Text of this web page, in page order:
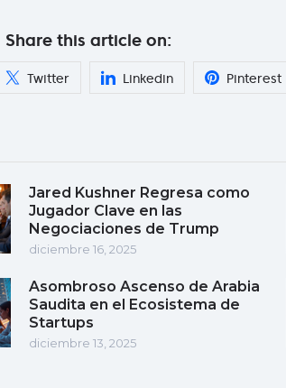
Share this article on:
Twitter Linkedin Pinterest
Jared Kushner Regresa como
Jugador Clave en las
Negociaciones de Trump
diciembre 16, 2025
Asombroso Ascenso de Arabia
Saudita en el Ecosistema de
Startups
diciembre 13, 2025